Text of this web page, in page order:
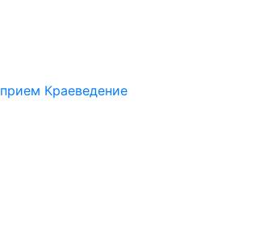
Краеведение